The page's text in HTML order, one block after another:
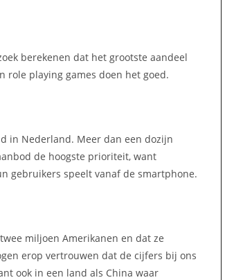
berekenen dat het grootste aandeel
role playing games doen het goed.
in Nederland. Meer dan een dozijn
de hoogste prioriteit, want
gebruikers speelt vanaf de smartphone.
miljoen Amerikanen en dat ze
erop vertrouwen dat de cijfers bij ons
ook in een land als China waar